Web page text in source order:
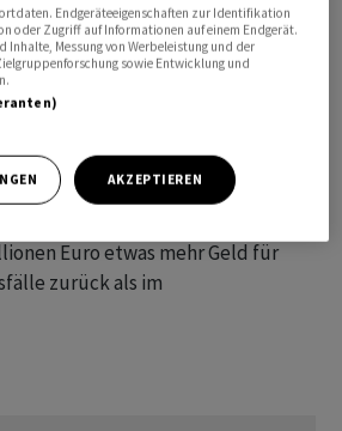
einen weiteren Aktienrückkauf
an.
die
stärker als von Experten
Erträge wuchsen jedoch nur um
Euro etwas mehr Geld für
zurück als im
Endgeräteeigenschaften zur Identifikation
oder Zugriff auf Informationen auf einem Endgerät.
Inhalte, Messung von Werbeleistung und der
sowie Entwicklung und
AKZEPTIEREN